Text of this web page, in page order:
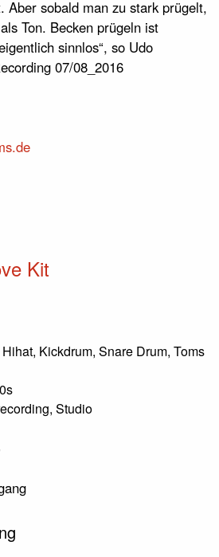
Aber sobald man zu stark prügelt,
Ton. Becken prügeln ist
sinnlos“, so Udo
07/08_2016
Kit
Kickdrum, Snare Drum, Toms
Studio